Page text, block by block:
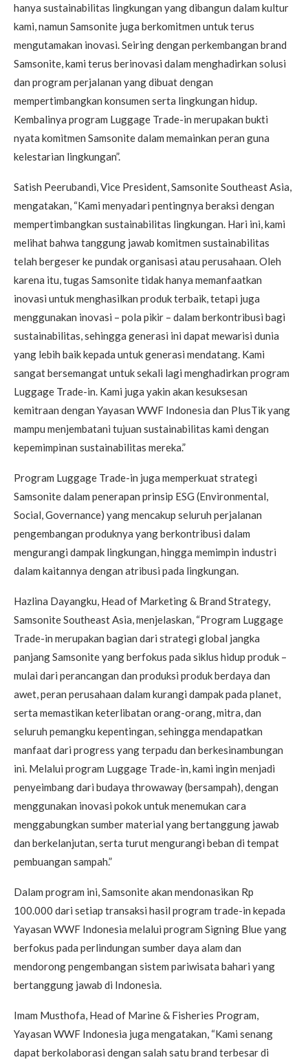
hanya sustainabilitas lingkungan yang dibangun dalam kultur
kami, namun Samsonite juga berkomitmen untuk terus
mengutamakan inovasi. Seiring dengan perkembangan brand
Samsonite, kami terus berinovasi dalam menghadirkan solusi
dan program perjalanan yang dibuat dengan
mempertimbangkan konsumen serta lingkungan hidup.
Kembalinya program Luggage Trade-in merupakan bukti
nyata komitmen Samsonite dalam memainkan peran guna
kelestarian lingkungan”.
Satish Peerubandi, Vice President, Samsonite Southeast Asia,
mengatakan, “Kami menyadari pentingnya beraksi dengan
mempertimbangkan sustainabilitas lingkungan. Hari ini, kami
melihat bahwa tanggung jawab komitmen sustainabilitas
telah bergeser ke pundak organisasi atau perusahaan. Oleh
karena itu, tugas Samsonite tidak hanya memanfaatkan
inovasi untuk menghasilkan produk terbaik, tetapi juga
menggunakan inovasi – pola pikir – dalam berkontribusi bagi
sustainabilitas, sehingga generasi ini dapat mewarisi dunia
yang lebih baik kepada untuk generasi mendatang. Kami
sangat bersemangat untuk sekali lagi menghadirkan program
Luggage Trade-in. Kami juga yakin akan kesuksesan
kemitraan dengan Yayasan WWF Indonesia dan PlusTik yang
mampu menjembatani tujuan sustainabilitas kami dengan
kepemimpinan sustainabilitas mereka.”
Program Luggage Trade-in juga memperkuat strategi
Samsonite dalam penerapan prinsip ESG (Environmental,
Social, Governance) yang mencakup seluruh perjalanan
pengembangan produknya yang berkontribusi dalam
mengurangi dampak lingkungan, hingga memimpin industri
dalam kaitannya dengan atribusi pada lingkungan.
Hazlina Dayangku, Head of Marketing & Brand Strategy,
Samsonite Southeast Asia, menjelaskan, “Program Luggage
Trade-in merupakan bagian dari strategi global jangka
panjang Samsonite yang berfokus pada siklus hidup produk –
mulai dari perancangan dan produksi produk berdaya dan
awet, peran perusahaan dalam kurangi dampak pada planet,
serta memastikan keterlibatan orang-orang, mitra, dan
seluruh pemangku kepentingan, sehingga mendapatkan
manfaat dari progress yang terpadu dan berkesinambungan
ini. Melalui program Luggage Trade-in, kami ingin menjadi
penyeimbang dari budaya throwaway (bersampah), dengan
menggunakan inovasi pokok untuk menemukan cara
menggabungkan sumber material yang bertanggung jawab
dan berkelanjutan, serta turut mengurangi beban di tempat
pembuangan sampah.”
Dalam program ini, Samsonite akan mendonasikan Rp
100.000 dari setiap transaksi hasil program trade-in kepada
Yayasan WWF Indonesia melalui program Signing Blue yang
berfokus pada perlindungan sumber daya alam dan
mendorong pengembangan sistem pariwisata bahari yang
bertanggung jawab di Indonesia.
Imam Musthofa, Head of Marine & Fisheries Program,
Yayasan WWF Indonesia juga mengatakan, “Kami senang
dapat berkolaborasi dengan salah satu brand terbesar di